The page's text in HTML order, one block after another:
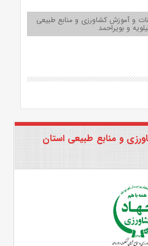
و آموزش کشاورزی و منابع طبیعی
و بویراحمد
و منابع طبیعی استان